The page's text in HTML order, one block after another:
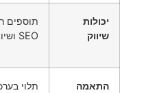
יכולות
שיווק
תוספים
SEO ושיווק
התאמה
תלוי